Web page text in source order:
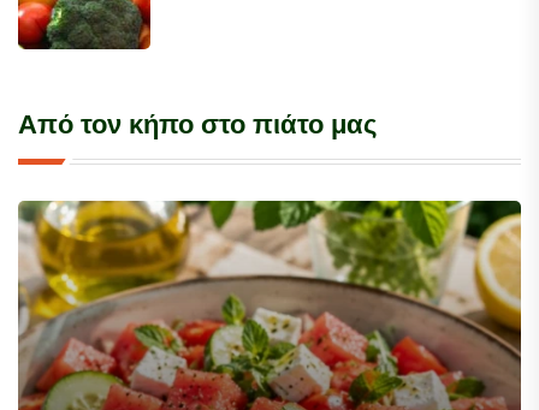
Από τον κήπο στο πιάτο μας